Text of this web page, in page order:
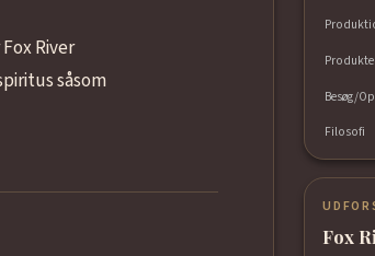
Besøg/
Filosofi
Fox
River
såsom